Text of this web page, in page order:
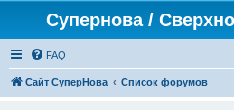
Супернова /
FAQ
Сайт СуперНова Список форумов